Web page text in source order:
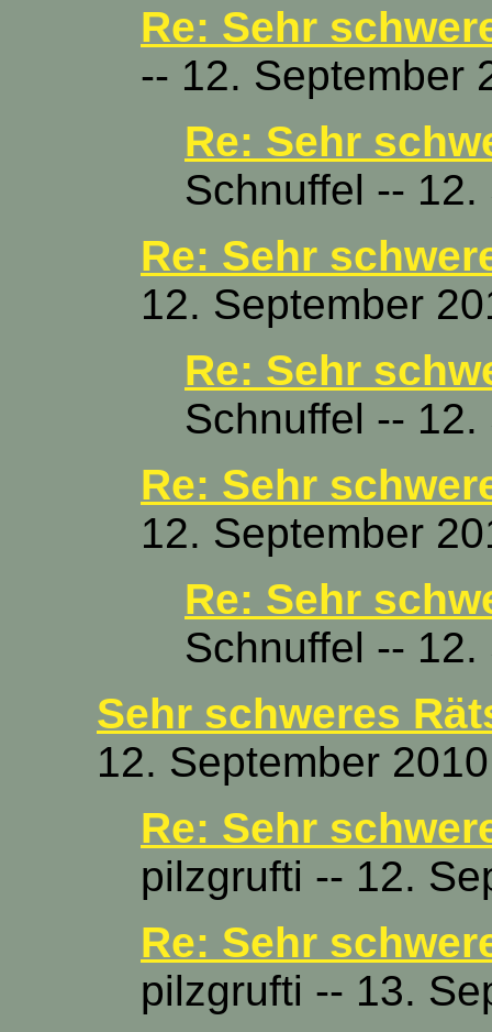
Re: Sehr
-- 12. September
Re: Sehr
Schnuffel --
Re: Sehr
12. September
Re: Sehr
Schnuffel --
Re: Sehr
12. September
Re: Sehr
Schnuffel --
Sehr schweres
12. September
Re: Sehr
pilzgrufti -- 12.
Re: Sehr
pilzgrufti -- 13.